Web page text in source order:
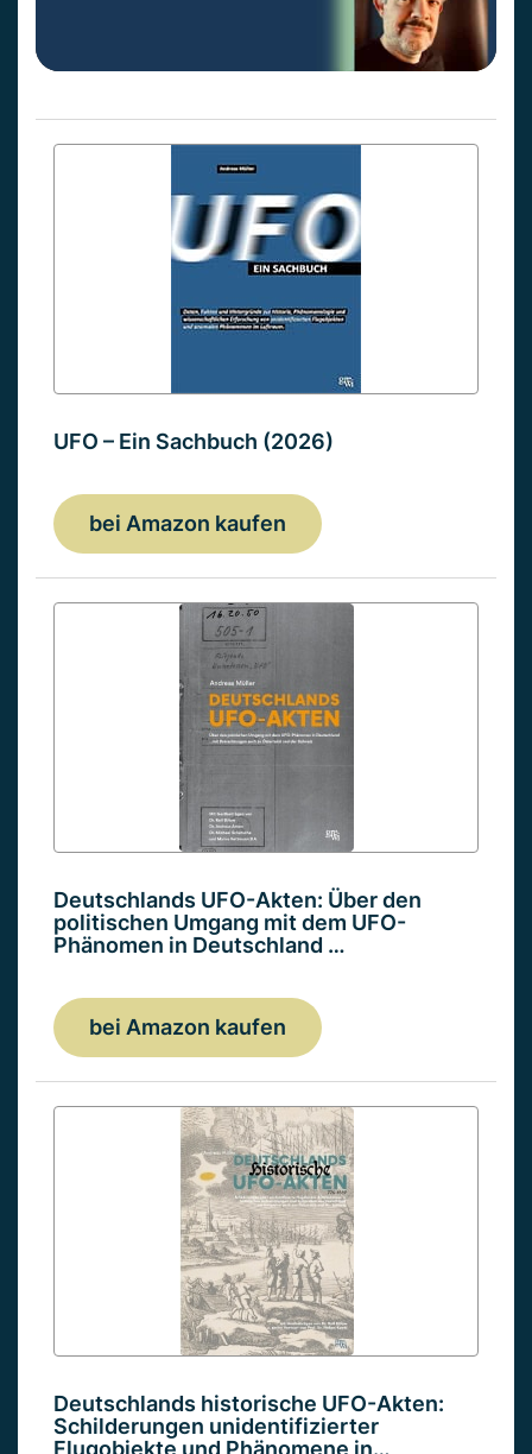
UFO – Ein Sachbuch (2026)
bei Amazon kaufen
Deutschlands UFO-Akten: Über den
politischen Umgang mit dem UFO-
Phänomen in Deutschland …
bei Amazon kaufen
Deutschlands historische UFO-Akten:
Schilderungen unidentifizierter
Flugobjekte und Phänomene in…